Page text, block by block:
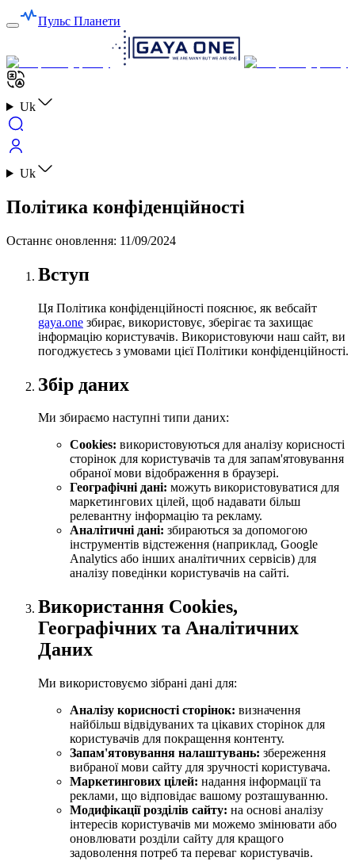
Пульс Планети
Uk
Uk
Політика конфіденційності
Останнє оновлення: 11/09/2024
Вступ
Ця Політика конфіденційності пояснює, як вебсайт
gaya.one збирає, використовує, зберігає та захищає
інформацію користувачів. Використовуючи наш сайт, ви
погоджуєтесь з умовами цієї Політики конфіденційності.
Збір даних
Ми збираємо наступні типи даних:
Cookies: використовуються для аналізу корисності
сторінок для користувачів та для запам'ятовування
обраної мови відображення в браузері.
Географічні дані: можуть використовуватися для
маркетингових цілей, щоб надавати більш
релевантну інформацію та рекламу.
Аналітичні дані: збираються за допомогою
інструментів відстеження (наприклад, Google
Analytics або інших аналітичних сервісів) для
аналізу поведінки користувачів на сайті.
Використання Cookies,
Географічних та Аналітичних
Даних
Ми використовуємо зібрані дані для:
Аналізу корисності сторінок: визначення
найбільш відвідуваних та цікавих сторінок для
користувачів для покращення контенту.
Запам'ятовування налаштувань: збереження
вибраної мови сайту для зручності користувача.
Маркетингових цілей: надання інформації та
реклами, що відповідає вашому розташуванню.
Модифікації розділів сайту: на основі аналізу
інтересів користувачів ми можемо змінювати або
оновлювати розділи сайту для кращого
задоволення потреб та переваг користувачів.